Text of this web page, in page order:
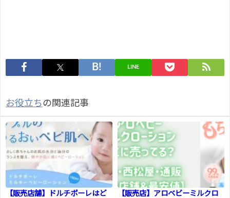
LINE
お役立ちの関連記事
【販売店舗】ドルチボーレはど
【販売店】アロベビーミルクロ